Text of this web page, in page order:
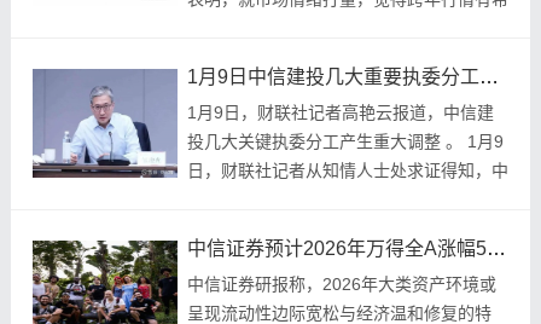
情，领域关...
1月9日中信建投几大重要执委分工大调整，财富委主任轮岗
1月9日，财联社记者高艳云报道，中信建
投几大关键执委分工产生重大调整 。 1月9
日，财联社记者从知情人士处求证得知，中
承担担...
中信证券预计2026年万得全A涨幅5%-10%，中金谈12月市场
中信证券研报称，2026年大类资产环境或
呈现流动性边际宽松与经济温和修复的特